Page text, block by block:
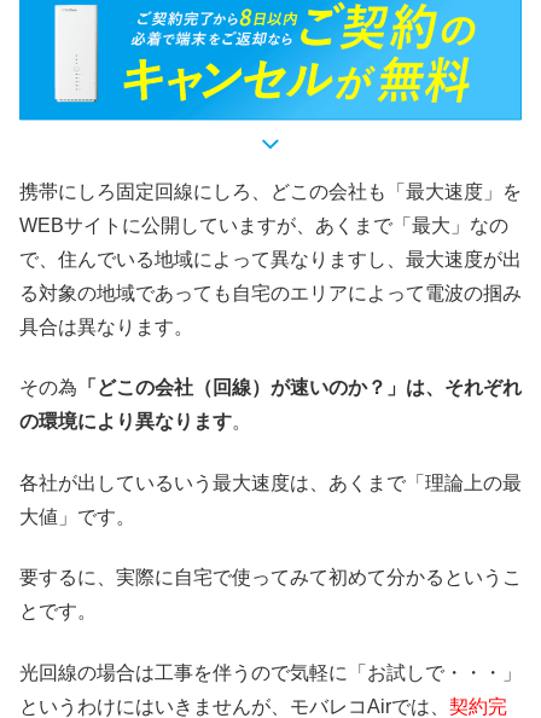
携帯にしろ固定回線にしろ、どこの会社も「最大速度」を
WEBサイトに公開していますが、あくまで「最大」なの
で、住んでいる地域によって異なりますし、最大速度が出
る対象の地域であっても自宅のエリアによって電波の掴み
具合は異なります。
その為 「どこの会社（回線）が速いのか？」は、それぞれ
の環境により異なります。
各社が出しているいう最大速度は、あくまで「理論上の最
大値」です。
要するに、実際に自宅で使ってみて初めて分かるというこ
とです。
光回線の場合は工事を伴うので気軽に「お試しで・・・」
というわけにはいきませんが、モバレコAirでは、 契約完